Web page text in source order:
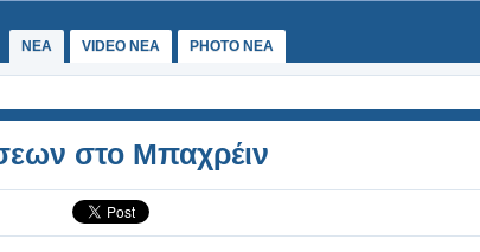
ΝΕΑ VIDEO NEA PHOTO NEA
στο Μπαχρέιν